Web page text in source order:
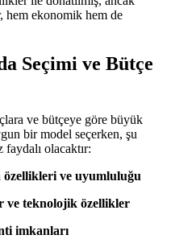
hem ekonomik hem de
Seçimi ve Bütçe
ve bütçeye göre büyük
bir model seçerken, şu
olacaktır:
özellikleri ve uyumluluğu
ve teknolojik özellikler
imkanları